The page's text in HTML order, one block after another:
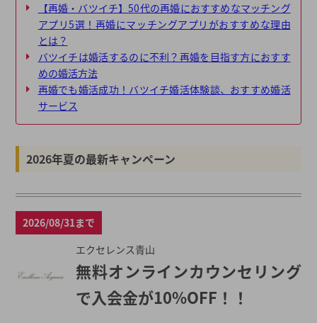
【再婚・バツイチ】50代の再婚におすすめなマッチング
アプリ5選！再婚にマッチングアプリがおすすめな理由
とは？
バツイチは婚活するのに不利？再婚を目指す方におすす
めの婚活方法
再婚でも婚活成功！バツイチ婚活体験談、おすすめ婚活
サービス
2026年夏の最新キャンペーン
2026/08/31まで
エクセレンス青山
無料オンラインカウンセリング
で入会金が10%OFF！！